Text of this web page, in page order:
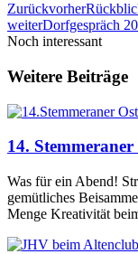
Zurückvorher
weiterDorfgespräch
Noch interessant
Weitere Beiträge
14.
Was für ein Abend!
gemütliches
Menge Kreativität